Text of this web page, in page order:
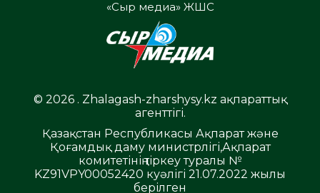
«Сыр медиа» ЖШС
© 2026 . Zhalagash-zharshysy.kz ақпараттық
агенттігі.
Қазақстан Республикасы Ақпарат және
Қоғамдық даму министрлігі,Ақпарат
комитетінің тіркеу туралы №
KZ91VPY00052420 куәлігі 21.07.2022 жылы
берілген